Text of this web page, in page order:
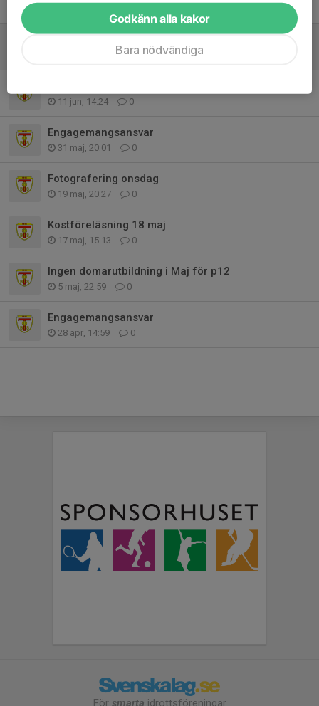
0
11 jun, 14:24 0
Engagemangsansvar
31 maj, 20:01 0
Fotografering onsdag
19 maj, 20:27 0
Kostföreläsning 18 maj
17 maj, 15:13 0
Ingen domarutbildning i Maj för p12
5 maj, 22:59 0
Engagemangsansvar
28 apr, 14:59 0
För smarta idrottsföreningar
Godkänn alla kakor
Bara nödvändiga